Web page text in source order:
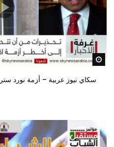
سكاي نيوز عربية – أزمة نورد